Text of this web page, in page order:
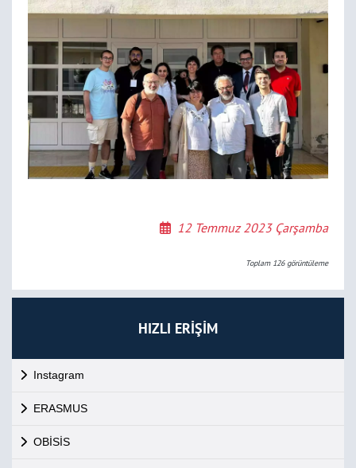
HIZLI ERİŞİM
Instagram
ERASMUS
OBİSİS
12 Temmuz 2023 Çarşamba
Toplam 126görüntüleme